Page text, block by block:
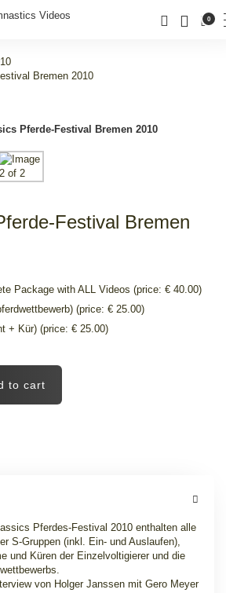
0
Bremen 2010
Festival Bremen
Package with ALL Videos (price: € 40.00)
(price: € 25.00)
+ Kür) (price: € 25.00)
to cart
Pferdes-Festival 2010 enthalten alle
S-Gruppen (inkl. Ein- und Auslaufen),
und Küren der Einzelvoltigierer und die
von Holger Janssen mit Gero Meyer